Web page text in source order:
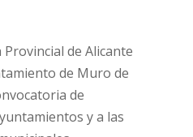
Provincial de Alicante
de Muro de
de
y a las